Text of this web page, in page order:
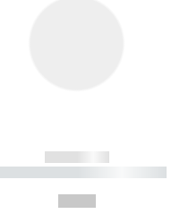
------------
----------- ----------